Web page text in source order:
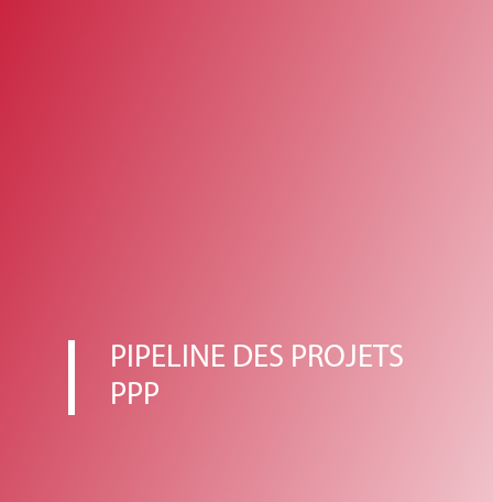
PIPELINE DES PROJETS
PPP